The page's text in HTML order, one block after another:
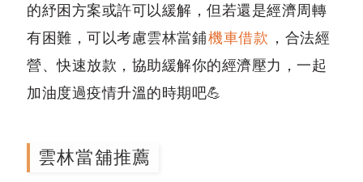
的紓困方案或許可以緩解，但若還是經濟周轉
有困難，可以考慮雲林當鋪機車借款 ，合法經
營、快速放款，協助緩解你的經濟壓力，一起
加油度過疫情升溫的時期吧💪
雲林當舖推薦